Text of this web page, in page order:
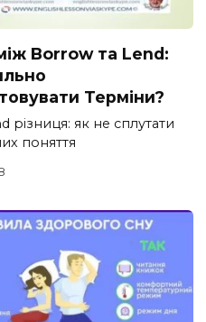
Borrow та Lend:
Терміни?
різниця: як не сплутати
поняття